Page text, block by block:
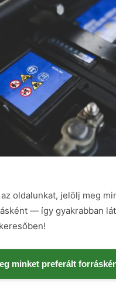
oldalunkat, jelölj meg
— így gyakrabban
minket preferált